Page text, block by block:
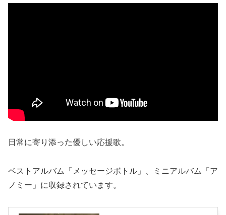
日常に寄り添った優しい応援歌。
ベストアルバム「メッセージボトル」、ミニアルバム「ア
ノミー」に収録されています。